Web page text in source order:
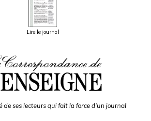
Lire le journal
de ses lecteurs qui fait la force d'un journal